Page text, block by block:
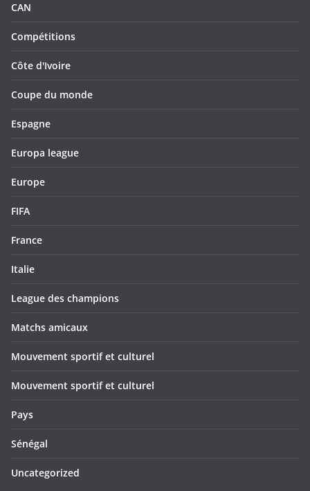
CAN
Compétitions
Côte d'Ivoire
Coupe du monde
Espagne
Europa league
Europe
FIFA
France
Italie
League des champions
Matchs amicaux
Mouvement sportif et culturel
Mouvement sportif et culturel
Pays
Sénégal
Uncategorized